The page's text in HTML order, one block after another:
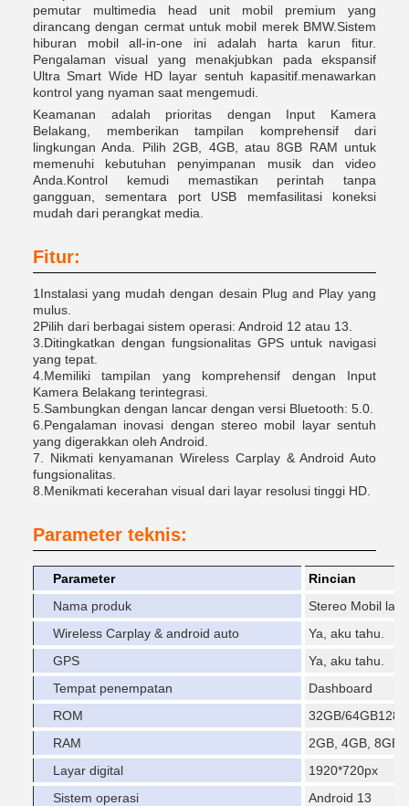
pemutar multimedia head unit mobil premium yang
dirancang dengan cermat untuk mobil merek BMW.Sistem
hiburan mobil all-in-one ini adalah harta karun fitur.
Pengalaman visual yang menakjubkan pada ekspansif
Ultra Smart Wide HD layar sentuh kapasitif.menawarkan
kontrol yang nyaman saat mengemudi.
Keamanan adalah prioritas dengan Input Kamera
Belakang, memberikan tampilan komprehensif dari
lingkungan Anda. Pilih 2GB, 4GB, atau 8GB RAM untuk
memenuhi kebutuhan penyimpanan musik dan video
Anda.Kontrol kemudi memastikan perintah tanpa
gangguan, sementara port USB memfasilitasi koneksi
mudah dari perangkat media.
Fitur:
1Instalasi yang mudah dengan desain Plug and Play yang
mulus.
2Pilih dari berbagai sistem operasi: Android 12 atau 13.
3.Ditingkatkan dengan fungsionalitas GPS untuk navigasi
yang tepat.
4.Memiliki tampilan yang komprehensif dengan Input
Kamera Belakang terintegrasi.
5.Sambungkan dengan lancar dengan versi Bluetooth: 5.0.
6.Pengalaman inovasi dengan stereo mobil layar sentuh
yang digerakkan oleh Android.
7. Nikmati kenyamanan Wireless Carplay & Android Auto
fungsionalitas.
8.Menikmati kecerahan visual dari layar resolusi tinggi HD.
Parameter teknis:
Parameter
Rincian
Nama produk
Stereo Mobil
Wireless Carplay & android auto
Ya, aku tahu.
GPS
Ya, aku tahu.
Tempat penempatan
Dashboard
ROM
32GB/
RAM
2GB, 4GB, 8GB
Layar digital
1920*720px
Sistem operasi
Android 13